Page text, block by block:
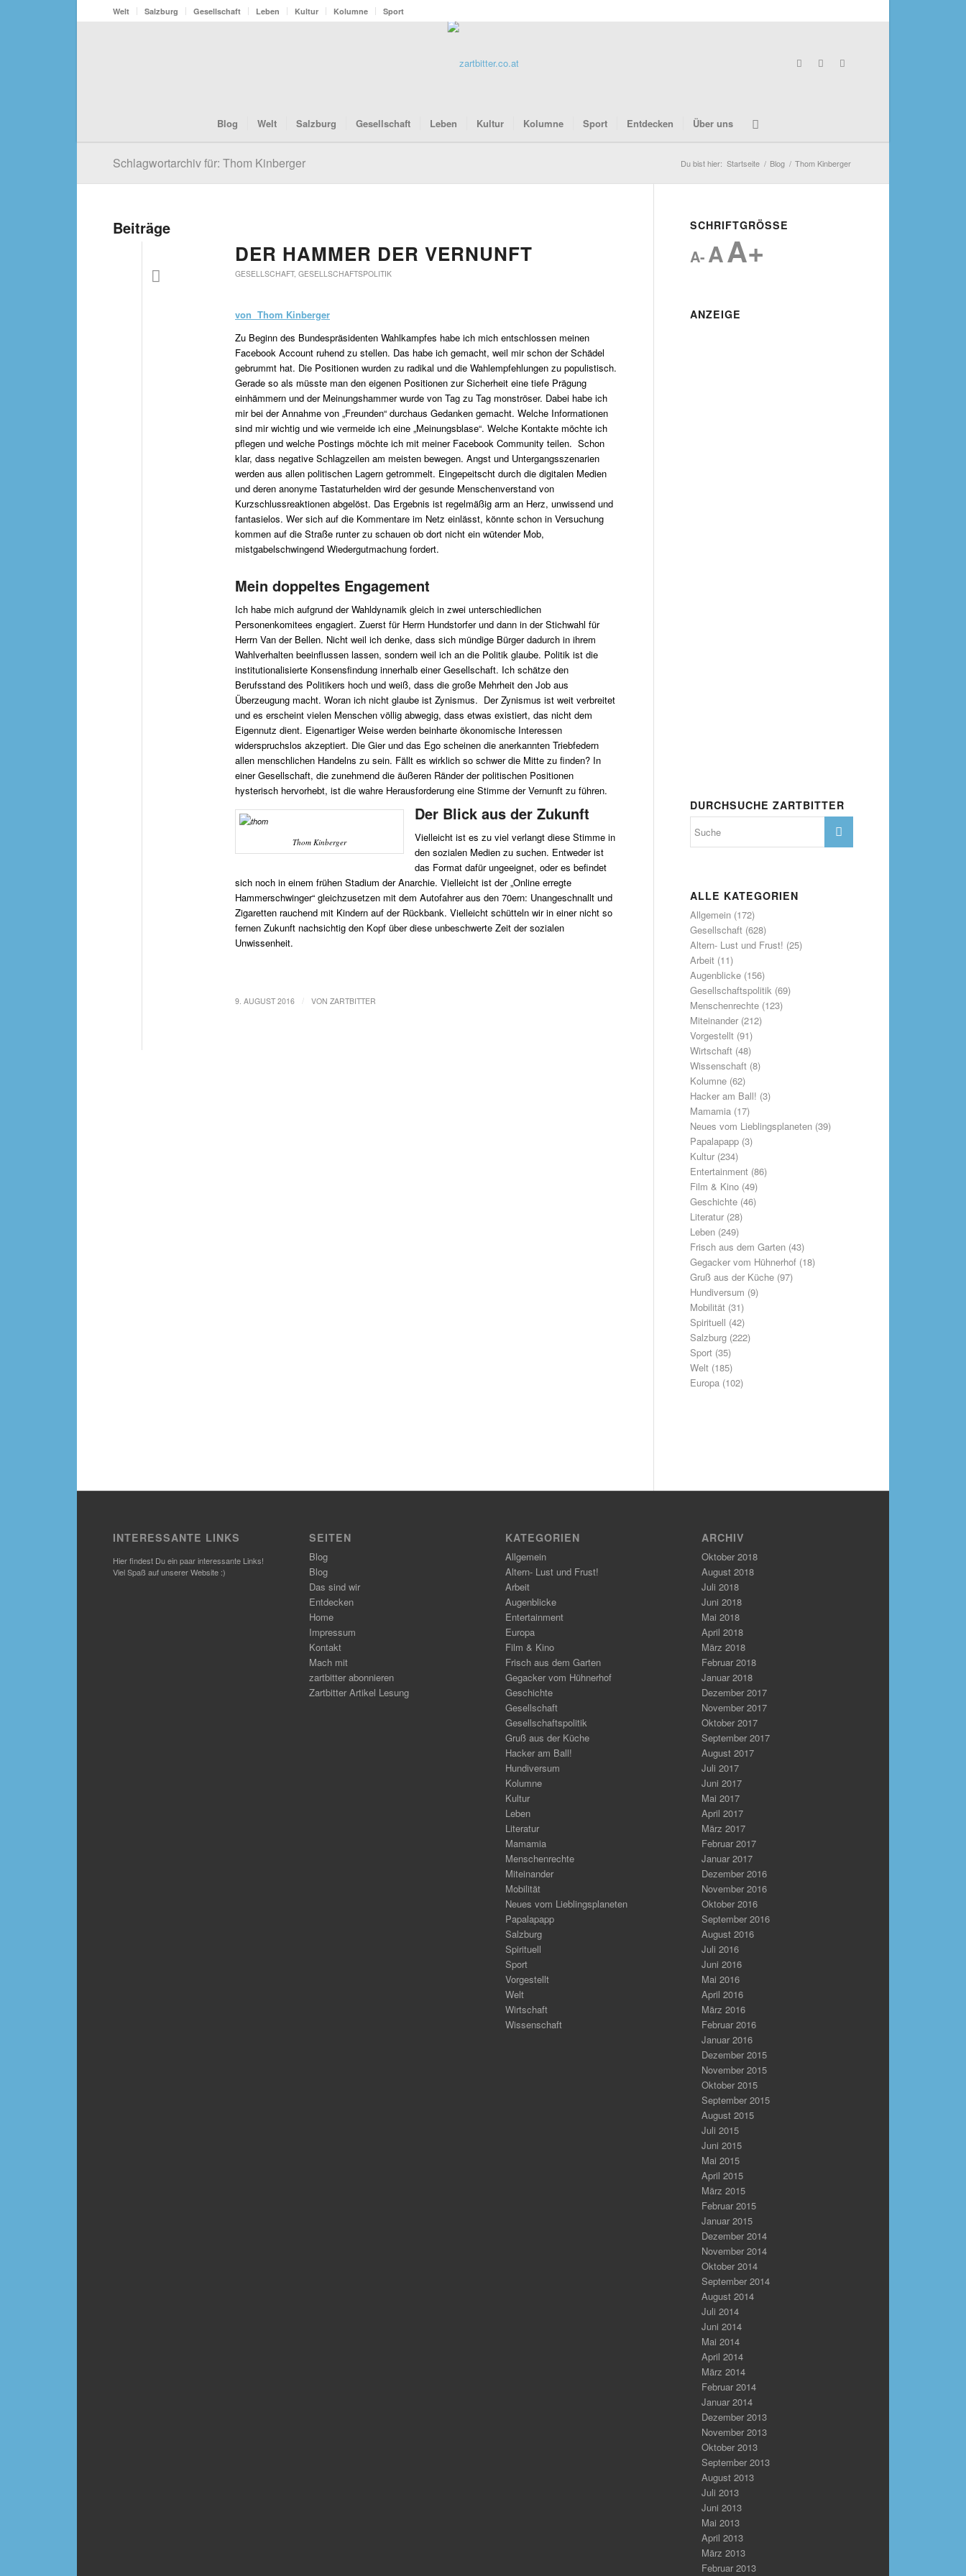
Welt Salzburg Gesellschaft Leben Kultur Kolumne Sport
Blog Welt Salzburg Gesellschaft Leben Kultur Kolumne Sport Entdecken Über uns
Schlagwortarchiv für: Thom Kinberger Du bist hier: Startseite / Blog / Thom Kinberger
Beiträge
DER HAMMER DER VERNUNFT
GESELLSCHAFT, GESELLSCHAFTSPOLITIK
von Thom Kinberger
Zu Beginn des Bundespräsidenten Wahlkampfes habe ich mich entschlossen meinen
Facebook Account ruhend zu stellen. Das habe ich gemacht, weil mir schon der Schädel
gebrummt hat. Die Positionen wurden zu radikal und die Wahlempfehlungen zu populistisch.
Gerade so als müsste man den eigenen Positionen zur Sicherheit eine tiefe Prägung
einhämmern und der Meinungshammer wurde von Tag zu Tag monströser. Dabei habe ich
mir bei der Annahme von „Freunden“ durchaus Gedanken gemacht. Welche Informationen
sind mir wichtig und wie vermeide ich eine „Meinungsblase“. Welche Kontakte möchte ich
pflegen und welche Postings möchte ich mit meiner Facebook Community teilen. Schon
klar, dass negative Schlagzeilen am meisten bewegen. Angst und Untergangsszenarien
werden aus allen politischen Lagern getrommelt. Eingepeitscht durch die digitalen Medien
und deren anonyme Tastaturhelden wird der gesunde Menschenverstand von
Kurzschlussreaktionen abgelöst. Das Ergebnis ist regelmäßig arm an Herz, unwissend und
fantasielos. Wer sich auf die Kommentare im Netz einlässt, könnte schon in Versuchung
kommen auf die Straße runter zu schauen ob dort nicht ein wütender Mob,
mistgabelschwingend Wiedergutmachung fordert.
Mein doppeltes Engagement
Ich habe mich aufgrund der Wahldynamik gleich in zwei unterschiedlichen
Personenkomitees engagiert. Zuerst für Herrn Hundstorfer und dann in der Stichwahl für
Herrn Van der Bellen. Nicht weil ich denke, dass sich mündige Bürger dadurch in ihrem
Wahlverhalten beeinflussen lassen, sondern weil ich an die Politik glaube. Politik ist die
institutionalisierte Konsensfindung innerhalb einer Gesellschaft. Ich schätze den
Berufsstand des Politikers hoch und weiß, dass die große Mehrheit den Job aus
Überzeugung macht. Woran ich nicht glaube ist Zynismus. Der Zynismus ist weit verbreitet
und es erscheint vielen Menschen völlig abwegig, dass etwas existiert, das nicht dem
Eigennutz dient. Eigenartiger Weise werden beinharte ökonomische Interessen
widerspruchslos akzeptiert. Die Gier und das Ego scheinen die anerkannten Triebfedern
allen menschlichen Handelns zu sein. Fällt es wirklich so schwer die Mitte zu finden? In
einer Gesellschaft, die zunehmend die äußeren Ränder der politischen Positionen
hysterisch hervorhebt, ist die wahre Herausforderung eine Stimme der Vernunft zu führen.
Thom Kinberger
Der Blick aus der Zukunft
Vielleicht ist es zu viel verlangt diese Stimme in
den sozialen Medien zu suchen. Entweder ist
das Format dafür ungeeignet, oder es befindet
sich noch in einem frühen Stadium der Anarchie. Vielleicht ist der „Online erregte
Hammerschwinger“ gleichzusetzen mit dem Autofahrer aus den 70ern: Unangeschnallt und
Zigaretten rauchend mit Kindern auf der Rückbank. Vielleicht schütteln wir in einer nicht so
fernen Zukunft nachsichtig den Kopf über diese unbeschwerte Zeit der sozialen
Unwissenheit.
9. AUGUST 2016 VON ZARTBITTER
SCHRIFTGRÖSSE
A- AA+
ANZEIGE
DURCHSUCHE ZARTBITTER
ALLE KATEGORIEN
Allgemein(172)
Gesellschaft(628)
Altern- Lust und Frust! (25)
Arbeit(11)
Augenblicke(156)
Gesellschaftspolitik(69)
Menschenrechte(123)
Miteinander(212)
Vorgestellt(91)
Wirtschaft(48)
Wissenschaft(8)
Kolumne(62)
Hacker am Ball! (3)
Mamamia(17)
Neues vom Lieblingsplaneten(39)
Papalapapp(3)
Kultur(234)
Entertainment(86)
Film & Kino(49)
Geschichte(46)
Literatur(28)
Leben(249)
Frisch aus dem Garten(43)
Gegacker vom Hühnerhof(18)
Gruß aus der Küche(97)
Hundiversum (9)
Mobilität(31)
Spirituell (42)
Salzburg(222)
Sport(35)
Welt(185)
Europa(102)
INTERESSANTE LINKS
Hier findest Du ein paar interessante Links!
Viel Spaß auf unserer Website :)
SEITEN
Blog
Blog
Das sind wir
Entdecken
Home
Impressum
Kontakt
Mach mit
zartbitter abonnieren
Zartbitter Artikel Lesung
KATEGORIEN
Allgemein
Altern- Lust und Frust!
Arbeit
Augenblicke
Entertainment
Europa
Film & Kino
Frisch aus dem Garten
Gegacker vom Hühnerhof
Geschichte
Gesellschaft
Gesellschaftspolitik
Gruß aus der Küche
Hacker am Ball!
Hundiversum
Kolumne
Kultur
Leben
Literatur
Mamamia
Menschenrechte
Miteinander
Mobilität
Neues vom Lieblingsplaneten
Papalapapp
Salzburg
Spirituell
Sport
Vorgestellt
Welt
Wirtschaft
Wissenschaft
ARCHIV
Oktober 2018
August 2018
Juli 2018
Juni 2018
Mai 2018
April 2018
März 2018
Februar 2018
Januar 2018
Dezember 2017
November 2017
Oktober 2017
September 2017
August 2017
Juli 2017
Juni 2017
Mai 2017
April 2017
März 2017
Februar 2017
Januar 2017
Dezember 2016
November 2016
Oktober 2016
September 2016
August 2016
Juli 2016
Juni 2016
Mai 2016
April 2016
März 2016
Februar 2016
Januar 2016
Dezember 2015
November 2015
Oktober 2015
September 2015
August 2015
Juli 2015
Juni 2015
Mai 2015
April 2015
März 2015
Februar 2015
Januar 2015
Dezember 2014
November 2014
Oktober 2014
September 2014
August 2014
Juli 2014
Juni 2014
Mai 2014
April 2014
März 2014
Februar 2014
Januar 2014
Dezember 2013
November 2013
Oktober 2013
September 2013
August 2013
Juli 2013
Juni 2013
Mai 2013
April 2013
März 2013
Februar 2013